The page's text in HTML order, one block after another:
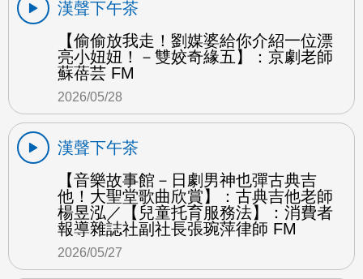
漢聲下午茶
【偷偷放我走！劉媒婆給你介紹一位漂
亮小妞妞！－雙姣奇緣五】：京劇老師
蘇蓓芸 FM
2026/05/28
漢聲下午茶
【音樂故事館－日劇男神也彈古典吉
他！大聖堂歌曲欣賞】：古典吉他老師
楊昱泓／【兒童托育服務法】：消費者
報導雜誌社副社長張琬萍律師 FM
2026/05/27